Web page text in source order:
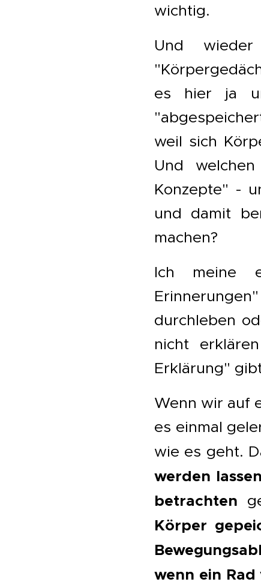
wichtig.
Und
es hier ja
weil sich
Und
Konzepte" -
und damit
machen?
Ich meine
durchleben
nicht
Erklärung"
Wenn wir auf
es einmal
wie es geht.
werden
betrachten
Körper
wenn ein